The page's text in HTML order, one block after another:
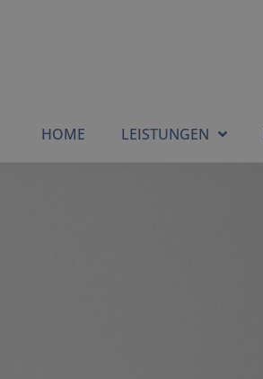
HOME LEISTUNGEN